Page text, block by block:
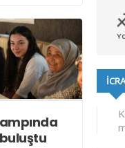
balık
ederek
tezgahlarda
mümkün